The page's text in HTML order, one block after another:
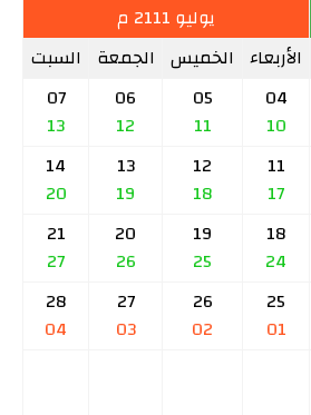
يوليو 2111 م
الأربعاء الخميس الجمعة السبت
04
10
05
11
06
12
07
13
11
17
12
18
13
19
14
20
18
24
19
25
20
26
21
27
25
01
26
02
27
03
28
04